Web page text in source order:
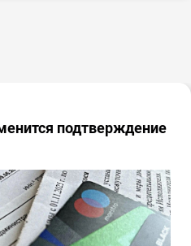
подтверждение